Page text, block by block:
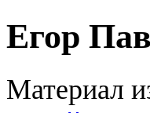
Егор
Материал